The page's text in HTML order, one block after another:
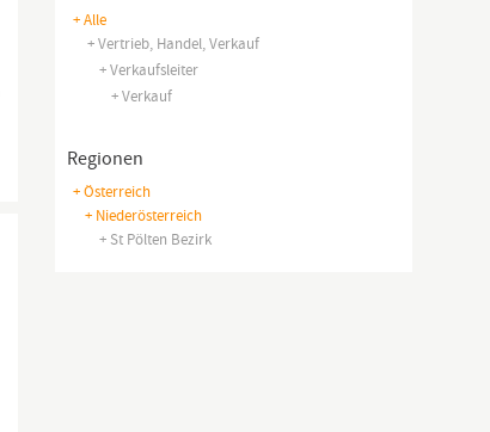
+ Alle
+ Vertrieb, Handel, Verkauf
+ Verkaufsleiter
+ Verkauf
Regionen
+ Österreich
+ Niederösterreich
+ St Pölten Bezirk